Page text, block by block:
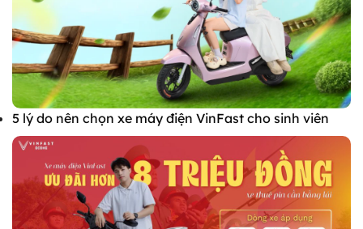
5 lý do nên chọn xe máy điện VinFast cho sinh viên